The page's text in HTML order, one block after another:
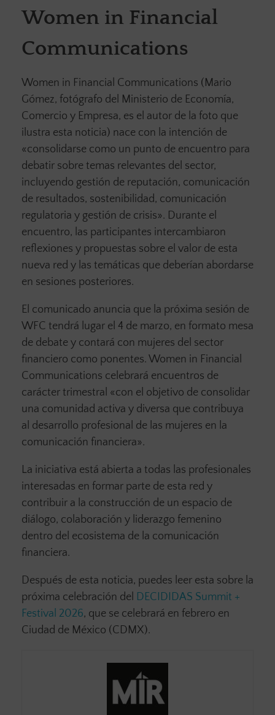
Women in Financial
Communications
Women in Financial Communications (Mario
Gómez, fotógrafo del Ministerio de Economía,
Comercio y Empresa, es el autor de la foto que
ilustra esta noticia) nace con la intención de
«consolidarse como un punto de encuentro para
debatir sobre temas relevantes del sector,
incluyendo gestión de reputación, comunicación
de resultados, sostenibilidad, comunicación
regulatoria y gestión de crisis». Durante el
encuentro, las participantes intercambiaron
reflexiones y propuestas sobre el valor de esta
nueva red y las temáticas que deberían abordarse
en sesiones posteriores.
El comunicado anuncia que la próxima sesión de
WFC tendrá lugar el 4 de marzo, en formato mesa
de debate y contará con mujeres del sector
financiero como ponentes. Women in Financial
Communications celebrará encuentros de
carácter trimestral «con el objetivo de consolidar
una comunidad activa y diversa que contribuya
al desarrollo profesional de las mujeres en la
comunicación financiera».
La iniciativa está abierta a todas las profesionales
interesadas en formar parte de esta red y
contribuir a la construcción de un espacio de
diálogo, colaboración y liderazgo femenino
dentro del ecosistema de la comunicación
financiera.
Después de esta noticia, puedes leer esta sobre la
próxima celebración del DECIDIDAS Summit +
Festival 2026, que se celebrará en febrero en
Ciudad de México (CDMX).